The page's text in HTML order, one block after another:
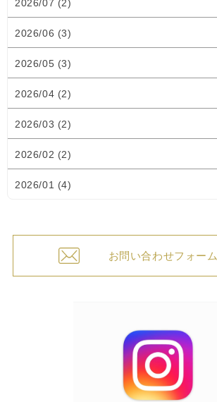
2026/07 (2)
2026/06 (3)
2026/05 (3)
2026/04 (2)
2026/03 (2)
2026/02 (2)
2026/01 (4)
お問い合わせフォーム